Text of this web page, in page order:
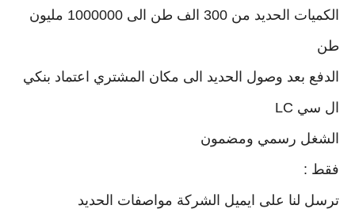
الكميات الحديد من 300 الف طن الى 1000000 مليون
طن
الدفع بعد وصول الحديد الى مكان المشتري اعتماد بنكي
ال سي LC
الشغل رسمي ومضمون
فقط :
ترسل لنا على ايميل الشركة مواصفات الحديد